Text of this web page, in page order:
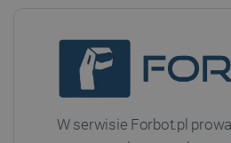
W serwisie Forbot.pl